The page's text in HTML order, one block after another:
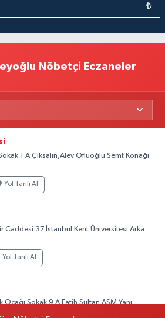
₺
Nöbetçi Eczaneler
1 A Çıksalın,Alev Ofluoğlu Semt Konağı
Yol Tarifi Al
Caddesi 37 İstanbul Kent Üniversitesi Arka
Yol Tarifi Al
Ocağı Sokak 9 A Fatih Sultan ASM Yanı